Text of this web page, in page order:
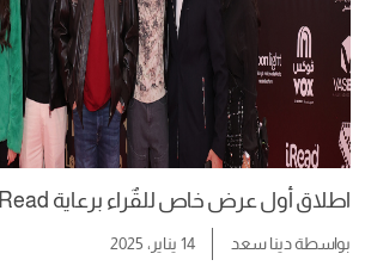
اطلاق أول عرض خاص للقٌراء برعاية iRead
بواسطةدينا سعد 14 يناير، 2025